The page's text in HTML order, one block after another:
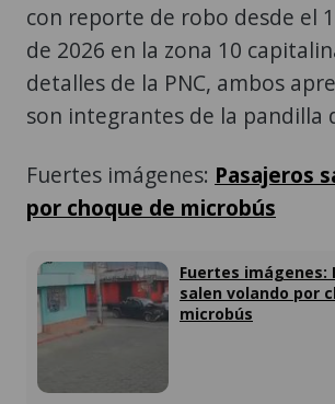
con reporte de robo desde el
de 2026 en la zona 10
detalles de la PNC, ambos
son integrantes de la pandilla
Fuertes imágenes: Pasajeros
por choque de microbús
Fuertes imágenes:
salen volando por
microbús